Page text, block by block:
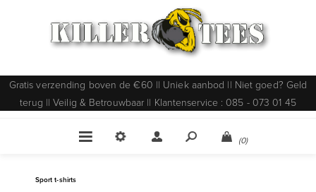
Gratis verzending boven de €60 || Uniek aanbod || Niet goed? Geld
terug || Veilig & Betrouwbaar || Klantenservice : 085 - 073 01 45
(0)
Sport t-shirts